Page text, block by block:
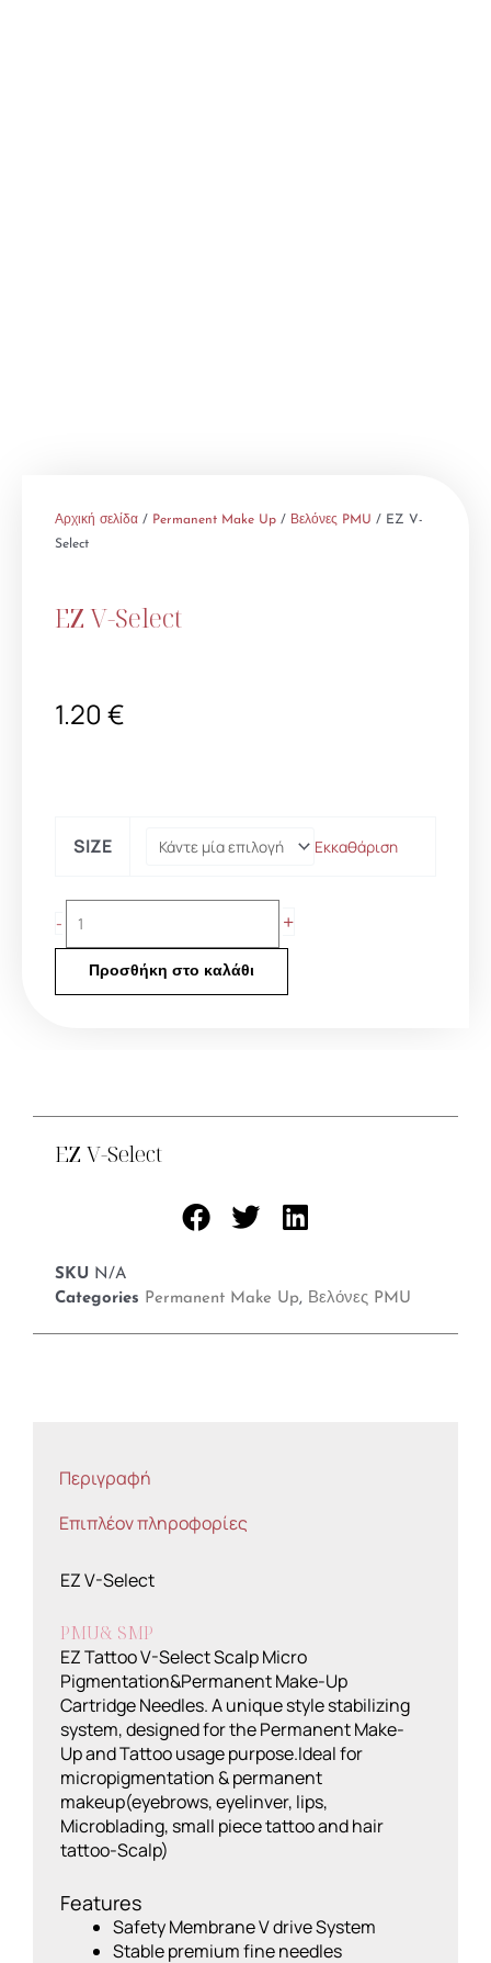
Αρχική σελίδα / Permanent Make Up / Βελόνες PMU / EZ V-
Select
EZ V-Select
1.20 €
SIZE Εκκαθάριση
-
V-
ποσότητα
+
Προσθήκη στο καλάθι
EZ V-Select
SKU N/A
Categories Permanent Make Up, Βελόνες PMU
Περιγραφή
Επιπλέον πληροφορίες
EZ V-Select
PMU& SMP
EZ Tattoo V-Select Scalp Micro
Pigmentation&Permanent Make-Up
Cartridge Needles. A unique style stabilizing
system, designed for the Permanent Make-
Up and Tattoo usage purpose.Ideal for
micropigmentation & permanent
makeup(eyebrows, eyelinver, lips,
Microblading, small piece tattoo and hair
tattoo-Scalp)
Features
Safety Membrane V drive System
Stable premium fine needles